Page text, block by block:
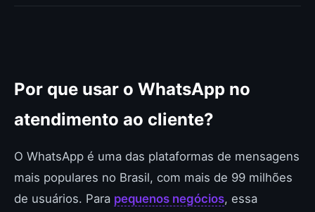
Por que usar o WhatsApp no
atendimento ao cliente?
O WhatsApp é uma das plataformas de mensagens
mais populares no Brasil, com mais de 99 milhões
de usuários. Para pequenos negócios, essa